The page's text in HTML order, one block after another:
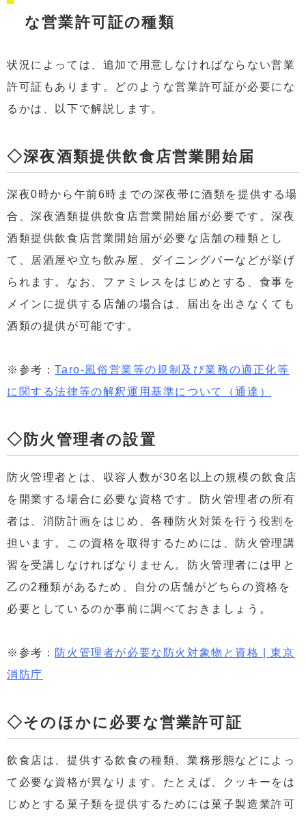
な営業許可証の種類
状況によっては、追加で用意しなければならない営業
許可証もあります。どのような営業許可証が必要にな
るかは、以下で解説します。
◇深夜酒類提供飲食店営業開始届
深夜0時から午前6時までの深夜帯に酒類を提供する場
合、深夜酒類提供飲食店営業開始届が必要です。深夜
酒類提供飲食店営業開始届が必要な店舗の種類とし
て、居酒屋や立ち飲み屋、ダイニングバーなどが挙げ
られます。なお、ファミレスをはじめとする、食事を
メインに提供する店舗の場合は、届出を出さなくても
酒類の提供が可能です。
※参考：Taro-風俗営業等の規制及び業務の適正化等
に関する法律等の解釈運用基準について（通達）
◇防火管理者の設置
防火管理者とは、収容人数が30名以上の規模の飲食店
を開業する場合に必要な資格です。防火管理者の所有
者は、消防計画をはじめ、各種防火対策を行う役割を
担います。この資格を取得するためには、防火管理講
習を受講しなければなりません。防火管理者には甲と
乙の2種類があるため、自分の店舗がどちらの資格を
必要としているのか事前に調べておきましょう。
※参考： 防火管理者が必要な防火対象物と資格 | 東京
消防庁
◇そのほかに必要な営業許可証
飲食店は、提供する飲食の種類、業務形態などによっ
て必要な資格が異なります。たとえば、クッキーをは
じめとする菓子類を提供するためには菓子製造業許可